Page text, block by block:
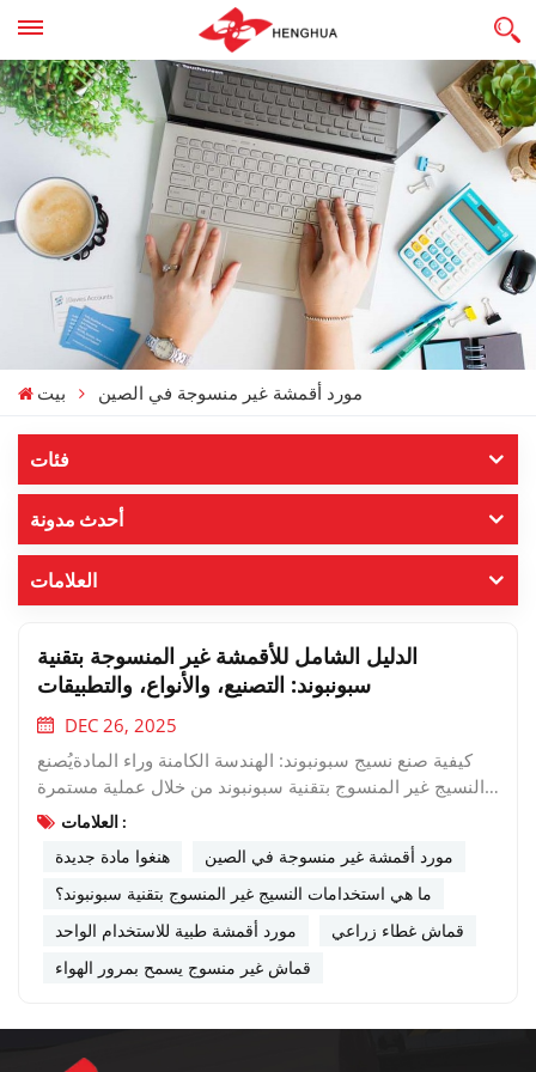
بيت مورد أقمشة غير منسوجة في الصين
فئات
أحدث مدونة
العلامات
الدليل الشامل للأقمشة غير المنسوجة بتقنية
سبونبوند: التصنيع، والأنواع، والتطبيقات
DEC 26, 2025
كيفية صنع نسيج سبونبوند: الهندسة الكامنة وراء المادةيُصنع
النسيج غير المنسوج بتقنية سبونبوند من خلال عملية مستمرة
عالية التحكم تُعرف باسم سبونبوند. تبدأ العملية بحبيبات بوليمر
دقيقة لتشكيل خيوط متصلة. تُمدد هذه الخيوط وتُبرد وتُوضع
على سير ناقل متحرك بشكل عشوائي. أخيرًا، تُربط الخيوط
باستخدام طرق حرارية أو كيميائية أو ميكانيكية لإنتاج نسيج
متماسك ومتجانس. تتيح هذه الطريقة الإنتاجية الفعالة إمكانية
التصنيع بكميات كبيرة مع الحفاظ على جودة وأداء
العلامات :
هنغوا مادة جديدة
مورد أقمشة غير منسوجة في الصين
ما هي استخدامات النسيج غير المنسوج بتقنية سبونبوند؟
مورد أقمشة طبية للاستخدام الواحد
قماش غطاء زراعي
قماش غير منسوج يسمح بمرور الهواء